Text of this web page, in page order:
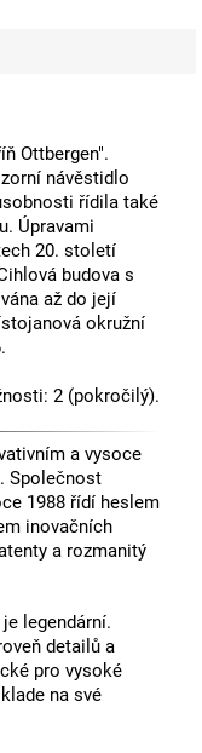
Ottbergen".
návěstidlo
řídila také
Úpravami
20. století
budova s
až do její
okružní
2 (pokročilý).
a vysoce
Společnost
1988 řídí heslem
inovačních
a rozmanitý
legendární.
detailů a
pro vysoké
na své